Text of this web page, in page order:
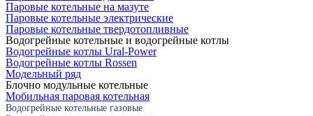
Паровые котельные на мазуте
Паровые котельные электрические
Паровые котельные твердотопливные
Водогрейные котельные и водогрейные котлы
Водогрейные котлы Ural-Power
Водогрейные котлы Rossen
Модельный ряд
Блочно модульные котельные
Мобильная паровая котельная
Водогрейные котельные газовые